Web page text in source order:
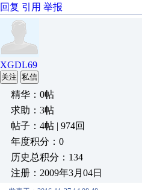
回复 引用 举报
XGDL69
关注 私信
精华：0帖
求助：3帖
帖子：4帖 | 974回
年度积分：0
历史总积分：134
注册：2009年3月04日